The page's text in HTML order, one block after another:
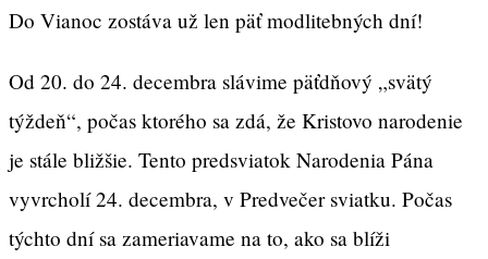
Do Vianoc zostáva už len päť modlitebných dní!
Od 20. do 24. decembra slávime päťdňový „svätý
týždeň“, počas ktorého sa zdá, že Kristovo narodenie
je stále bližšie. Tento predsviatok Narodenia Pána
vyvrcholí 24. decembra, v Predvečer sviatku. Počas
týchto dní sa zameriavame na to, ako sa blíži